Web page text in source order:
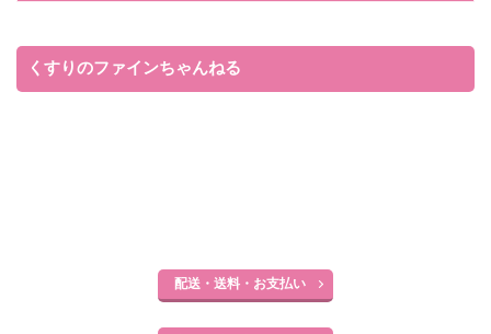
くすりのファインちゃんねる
配送・送料・お支払い